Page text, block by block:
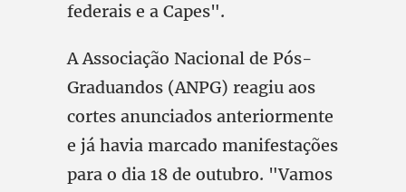
federais e a Capes".
A Associação Nacional de Pós-
Graduandos (ANPG) reagiu aos
cortes anunciados anteriormente
e já havia marcado manifestações
para o dia 18 de outubro. "Vamos